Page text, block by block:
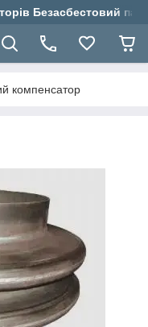
Безасбестовий
компенсатор